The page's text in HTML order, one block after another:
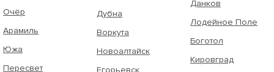
Очёр
Арамиль
Южа
Пересвет
Дубна
Воркута
Новоалтайск
Егорьевск
Данков
Лодейное Поле
Боготол
Кировград